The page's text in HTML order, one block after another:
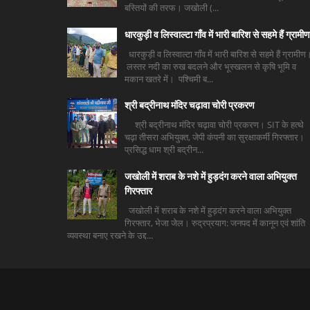
बस्तियों की तरफ। जखोली (...
धारकुड़ी व लिस्वाल्टा गाँव में भारी बारिश से सहमे हैं ग्रामीण
धारकुड़ी व लिस्वाल्टा गाँव में भारी बारिश से सहमे हैं
लस्तर नदी का रुख बदलने और भूस्खलन से कृषि भूमि व
मकान खतरे में। पश्चिमी ब...
श्री बद्रीनाथ मंदिर चढ़ावा चोरी प्रकरण
श्री बद्रीनाथ मंदिर चढ़ावा चोरी प्रकरण। SIT के हत्थे
चढ़ा तीसरा अभियुक्त, जेपी कंपनी का सुरक्षाकर्मी गिरफ्तार।
प्रसिद्ध धाम श्री बद्रीन...
जखोली में शराब के नशे में हुड़दंग करने वाला अभियुक्त
गिरफ्तार
जखोली में शराब के नशे में हुड़दंग करने वाला अभियुक्त
गिरफ्तार, भेजा जेल। रुद्रप्रयाग: जनपद में कानून एवं शांति
व्यवस्था बनाए रखने के उद्द...